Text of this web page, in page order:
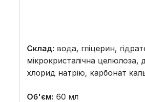
Склад: вода, гліцерин,
мікрокристалічна
хлорид натрію, карбонат
Об'єм: 60 мл